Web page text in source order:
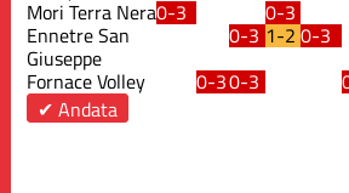
Mori Terra Nera0-3 0-3
Ennetre San
Giuseppe
0-3 1-2 0-3
Fornace Volley
0-30-3
✔ Andata